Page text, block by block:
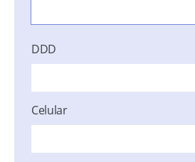
DDD
Celular